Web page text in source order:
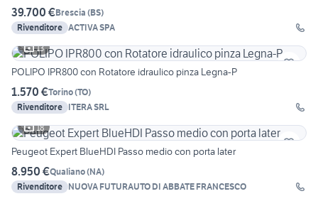
39.700 €Brescia (BS)
Rivenditore ACTIVA SPA
13
POLIPO IPR800 con Rotatore idraulico pinza Legna-P
1.570 €Torino(TO)
Rivenditore ITERA SRL
18
Peugeot Expert BlueHDI Passo medio con porta later
8.950 €Qualiano(NA)
Rivenditore NUOVA FUTURAUTO DI ABBATE FRANCESCO